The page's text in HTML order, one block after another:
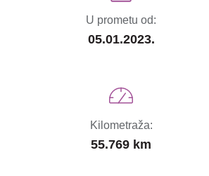
U prometu od:
05.01.2023.
Kilometraža:
55.769 km